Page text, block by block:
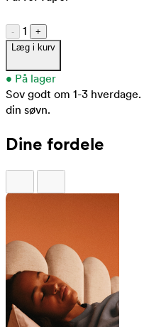
- 1
+
Læg i kurv
• På lager
Sov godt om 1-3 hverdage.
din søvn.
Dine fordele